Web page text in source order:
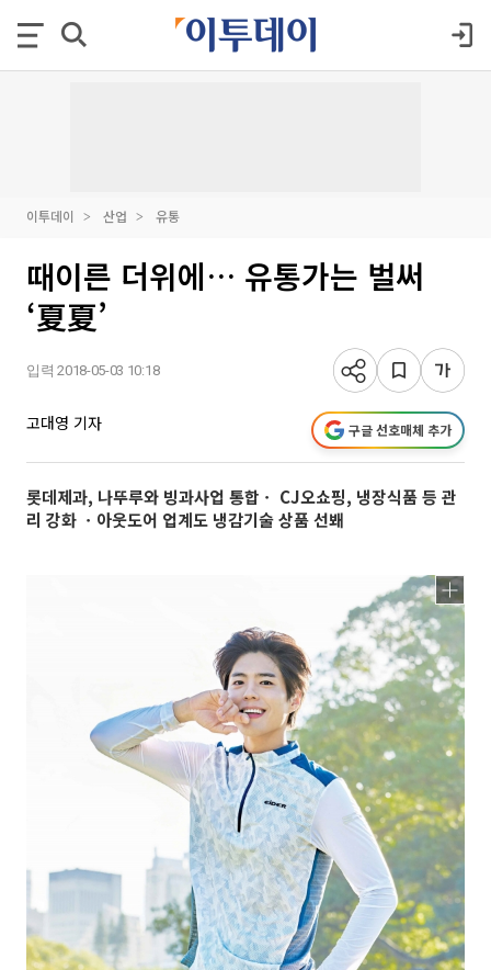
이투데이 산업 유통
때이른 더위에… 유통가는 벌써
‘夏夏’
입력 2018-05-03 10:18
고대영 기자 구글 선호매체 추가
롯데제과, 나뚜루와 빙과사업 통합ㆍ CJ오쇼핑, 냉장식품 등 관
리 강화 ㆍ아웃도어 업계도 냉감기술 상품 선봬